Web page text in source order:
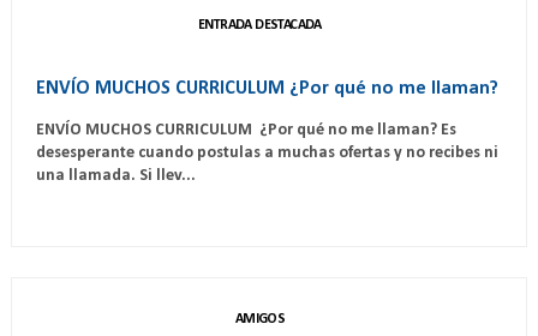
ENTRADA DESTACADA
ENVÍO MUCHOS CURRICULUM ¿Por qué no me llaman?
ENVÍO MUCHOS CURRICULUM ¿Por qué no me llaman? Es
desesperante cuando postulas a muchas ofertas y no recibes ni
una llamada. Si llev...
AMIGOS